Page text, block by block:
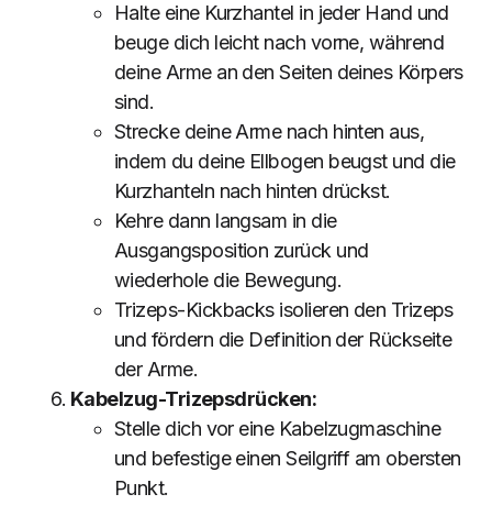
Halte eine Kurzhantel in jeder Hand und
beuge dich leicht nach vorne, während
deine Arme an den Seiten deines Körpers
sind.
Strecke deine Arme nach hinten aus,
indem du deine Ellbogen beugst und die
Kurzhanteln nach hinten drückst.
Kehre dann langsam in die
Ausgangsposition zurück und
wiederhole die Bewegung.
Trizeps-Kickbacks isolieren den Trizeps
und fördern die Definition der Rückseite
der Arme.
Kabelzug-Trizepsdrücken:
Stelle dich vor eine Kabelzugmaschine
und befestige einen Seilgriff am obersten
Punkt.